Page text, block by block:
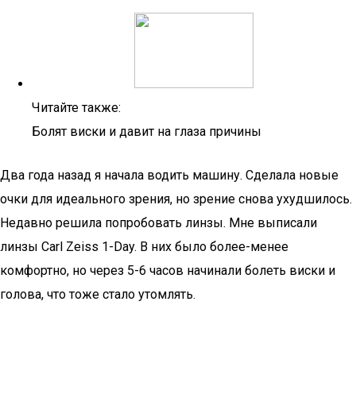
Читайте также:
Болят виски и давит на глаза причины
Два года назад я начала водить машину. Сделала новые
очки для идеального зрения, но зрение снова ухудшилось.
Недавно решила попробовать линзы. Мне выписали
линзы Carl Zeiss 1-Day. В них было более-менее
комфортно, но через 5-6 часов начинали болеть виски и
голова, что тоже стало утомлять.